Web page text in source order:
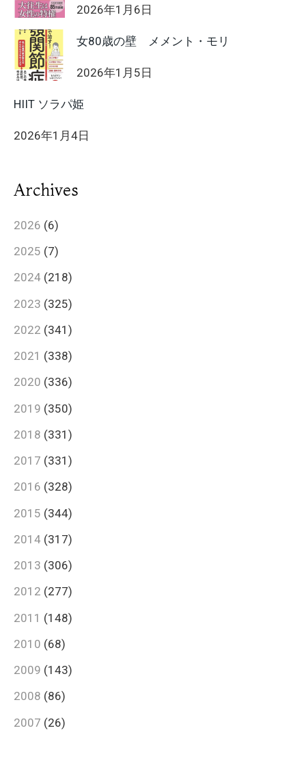
2026年1月6日
女80歳の壁 メメント・モリ
2026年1月5日
HIIT ソラパ姫
2026年1月4日
Archives
2026 (6)
2025 (7)
2024 (218)
2023 (325)
2022 (341)
2021 (338)
2020 (336)
2019 (350)
2018 (331)
2017 (331)
2016 (328)
2015 (344)
2014 (317)
2013 (306)
2012 (277)
2011 (148)
2010 (68)
2009 (143)
2008 (86)
2007 (26)